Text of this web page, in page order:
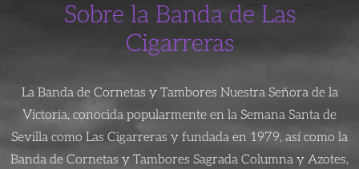
Sobre la Banda de Las
Cigarreras
La Banda de Cornetas y Tambores Nuestra Señora de la
Victoria, conocida popularmente en la Semana Santa de
Sevilla como Las Cigarreras y fundada en 1979, así como la
Banda de Cornetas y Tambores Sagrada Columna y Azotes,